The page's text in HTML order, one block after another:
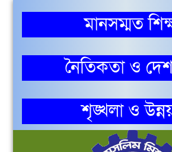
মানসম্মত
নৈতিকতা ও
শৃঙ্খলা ও